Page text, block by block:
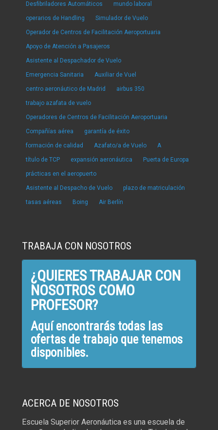
Desfibriladores Automáticos mundo laboral
operarios de Handling Simulador de Vuelo
Operador de Centros de Facilitación Aeroportuaria
Apoyo de Atención a Pasajeros
Asistente al Despachador de Vuelo
Emergencia Sanitaria Auxiliar de Vuel
centro aeronáutico de Madrid airbus 350
trabajo azafata de vuelo
Operadores de Centros de Facilitación Aeroportuaria
Compañías aérea garantía de éxito
formación de calidad Azafato/a de Vuelo A
título de TCP expansión aeronáutica Puerta de Europa
prácticas en el aeropuerto
Asistente al Despacho de Vuelo plazo de matriculación
tasas aéreas Boing Air Berlín
TRABAJA CON NOSOTROS
¿QUIERES TRABAJAR CON
NOSOTROS COMO
PROFESOR?
Aquí encontrarás todas las
ofertas de trabajo que tenemos
disponibles.
ACERCA DE NOSOTROS
Escuela Superior Aeronáutica es una escuela de